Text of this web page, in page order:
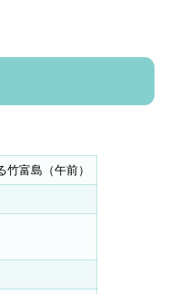
竹富島（午前）